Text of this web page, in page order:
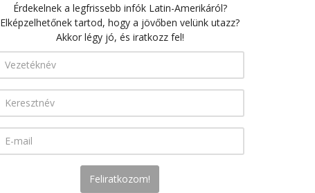
Érdekelnek a legfrissebb infók Latin-Amerikáról?
Elképzelhetőnek tartod, hogy a jövőben velünk utazz?
Akkor légy jó, és iratkozz fel!